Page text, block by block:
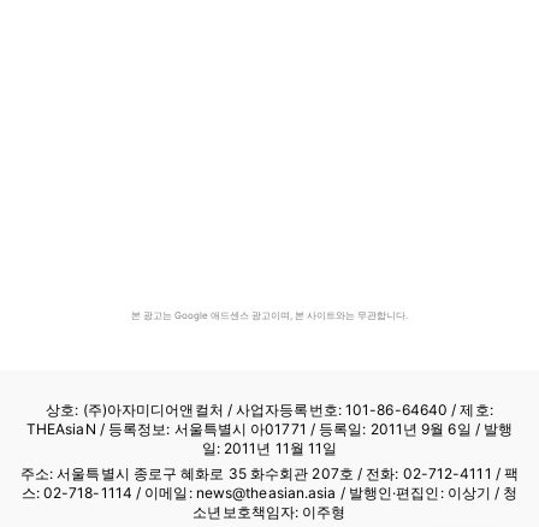
본 광고는 Google 애드센스 광고이며, 본 사이트와는 무관합니다.
상호: (주)아자미디어앤컬처 /사업자등록번호: 101-86-64640 / 제호:
THEAsiaN / 등록정보: 서울특별시 아01771 / 등록일: 2011년 9월 6일 / 발행
일: 2011년 11월 11일
주소: 서울특별시 종로구 혜화로 35 화수회관 207호 / 전화: 02-712-4111 / 팩
스: 02-718-1114 / 이메일: news@theasian.asia / 발행인·편집인: 이상기 / 청
소년보호책임자: 이주형